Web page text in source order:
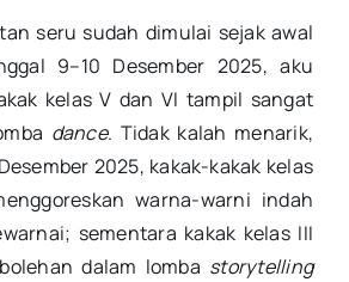
seru sudah dimulai sejak awal
9–10 Desember 2025, aku
kelas V dan VI tampil sangat
dance. Tidak kalah menarik,
2025, kakak-kakak kelas
warna-warni indah
sementara kakak kelas III
dalam lomba storytelling